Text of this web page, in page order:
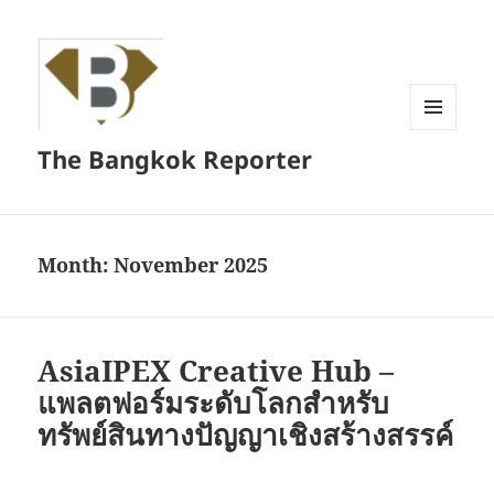
The Bangkok Reporter
Month:November 2025
AsiaIPEX Creative Hub –
แพลตฟอร์มระดับโลกสำหรับ
ทรัพย์สินทางปัญญาเชิงสร้างสรรค์